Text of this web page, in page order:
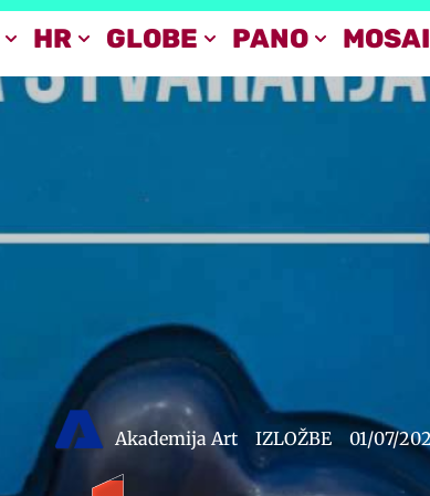
HR GLOBE PANO
Akademija Art IZLOŽBE 01/07/